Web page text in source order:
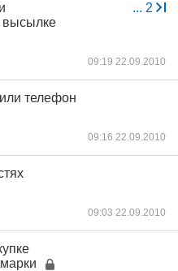
... 2
высылке
09:19 22.09.2010
телефон
09:16 22.09.2010
09:03 22.09.2010